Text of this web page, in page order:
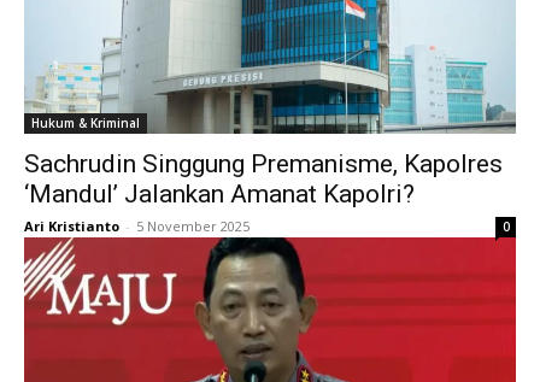
Hukum & Kriminal
Sachrudin Singgung Premanisme, Kapolres
‘Mandul’ Jalankan Amanat Kapolri?
Ari Kristianto - 5 November 2025 0